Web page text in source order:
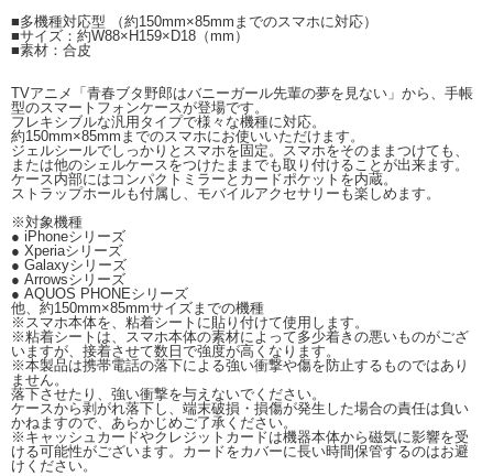
■多機種対応型 （約150mm×85mmまでのスマホに対応）
■サイズ：約W88×H159×D18（mm）
■素材：合皮
TVアニメ「青春ブタ野郎はバニーガール先輩の夢を見ない」から、手帳
型のスマートフォンケースが登場です。
フレキシブルな汎用タイプで様々な機種に対応。
約150mm×85mmまでのスマホにお使いいただけます。
ジェルシールでしっかりとスマホを固定。スマホをそのままつけても、
または他のシェルケースをつけたままでも取り付けることが出来ます。
ケース内部にはコンパクトミラーとカードポケットを内蔵。
ストラップホールも付属し、モバイルアクセサリーも楽しめます。
※対象機種
● iPhoneシリーズ
● Xperiaシリーズ
● Galaxyシリーズ
● Arrowsシリーズ
● AQUOS PHONEシリーズ
他、約150mm×85mmサイズまでの機種
※スマホ本体を、粘着シートに貼り付けて使用します。
※粘着シートは、スマホ本体の素材によって多少着きの悪いものがござ
いますが、接着させて数日で強度が高くなります。
※本製品は携帯電話の落下による強い衝撃や傷を防止するものではあり
ません。
落下させたり、強い衝撃を与えないでください。
ケースから剥がれ落下し、端末破損・損傷が発生した場合の責任は負い
かねますので、あらかじめご了承ください。
※キャッシュカードやクレジットカードは機器本体から磁気に影響を受
ける可能性がございます。カードをカバーに長い時間保管するのはお避
けください。